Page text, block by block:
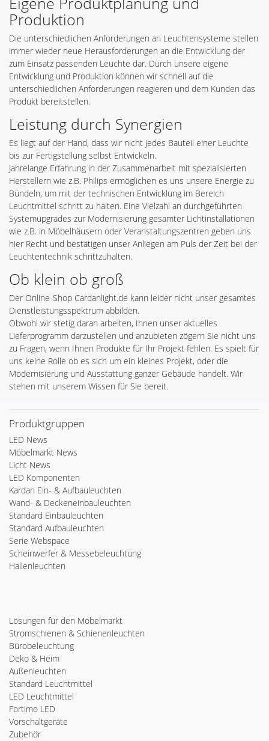
Produktion
Die unterschiedlichen Anforderungen an Leuchtensysteme stellen
immer wieder neue Herausforderungen an die Entwicklung der
zum Einsatz passenden Leuchte dar. Durch unsere eigene
Entwicklung und Produktion können wir schnell auf die
unterschiedlichen Anforderungen reagieren und dem Kunden das
Produkt bereitstellen.
Leistung durch Synergien
Es liegt auf der Hand, dass wir nicht jedes Bauteil einer Leuchte
bis zur Fertigstellung selbst Entwickeln.
Jahrelange Erfahrung in der Zusammenarbeit mit spezialisierten
Herstellern wie z.B. Philips ermöglichen es uns unsere Energie zu
Bündeln, um mit der technischen Entwicklung im Bereich
Leuchtmittel schritt zu halten. Eine Vielzahl an durchgeführten
Systemupgrades zur Modernisierung gesamter Lichtinstallationen
wie z.B. in Möbelhäusern oder Veranstaltungszentren geben uns
hier Recht und bestätigen unser Anliegen am Puls der Zeit bei der
Leuchtentechnik schrittzuhalten.
Ob klein ob groß
Der Online-Shop Cardanlight.de kann leider nicht unser gesamtes
Dienstleistungsspektrum abbilden.
Obwohl wir stetig daran arbeiten, Ihnen unser aktuelles
Lieferprogramm darzustellen und anzubieten zögern Sie nicht uns
zu Fragen, wenn Ihnen Produkte für Ihr Projekt fehlen. Es spielt für
uns keine Rolle ob es sich um ein kleines Projekt, oder die
Modernisierung und Ausstattung ganzer Gebäude handelt. Wir
stehen mit unserem Wissen für Sie bereit.
Produktgruppen
LED News
Möbelmarkt News
Licht News
LED Komponenten
Kardan Ein- & Aufbauleuchten
Wand- & Deckeneinbauleuchten
Standard Einbauleuchten
Standard Aufbauleuchten
Serie Webspace
Scheinwerfer & Messebeleuchtung
Hallenleuchten
Lösungen für den Möbelmarkt
Stromschienen & Schienenleuchten
Bürobeleuchtung
Deko & Heim
Außenleuchten
Standard Leuchtmittel
LED Leuchtmittel
Fortimo LED
Vorschaltgeräte
Zubehör